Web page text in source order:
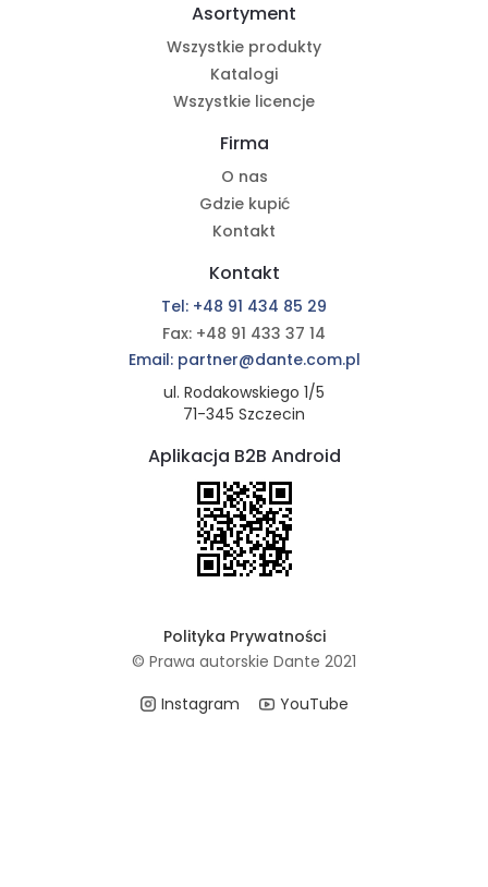
Asortyment
Wszystkie produkty
Katalogi
Wszystkie licencje
Firma
O nas
Gdzie kupić
Kontakt
Kontakt
Tel: +48 91 434 85 29
Fax: +48 91 433 37 14
Email: partner@dante.com.pl
ul. Rodakowskiego 1/5
71-345 Szczecin
Aplikacja B2B Android
Polityka Prywatności
© Prawa autorskie Dante 2021
Instagram
YouTube